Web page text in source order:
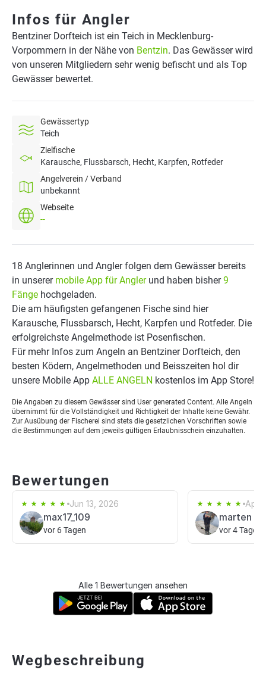
Infos für Angler
Bentziner Dorfteich ist ein Teich in Mecklenburg-
Vorpommern in der Nähe von Bentzin. Das Gewässer wird
von unseren Mitgliedern sehr wenig befischt und als Top
Gewässer bewertet.
Gewässertyp
Teich
Zielfische
Karausche, Flussbarsch, Hecht, Karpfen, Rotfeder
Angelverein / Verband
unbekannt
Webseite
--
18 Anglerinnen und Angler folgen dem Gewässer bereits
in unserer mobile App für Anglerund haben bisher9
Fänge hochgeladen.
Die am häufigsten gefangenen Fische sind hier
Karausche, Flussbarsch, Hecht, Karpfen und Rotfeder. Die
erfolgreichste Angelmethode ist Posenfischen.
Für mehr Infos zum Angeln an Bentziner Dorfteich, den
besten Ködern, Angelmethoden und Beisszeiten hol dir
unsere Mobile App ALLE ANGELN kostenlos im App Store!
Die Angaben zu diesem Gewässer sind User generated Content. Alle Angeln
übernimmt für die Vollständigkeit und Richtigkeit der Inhalte keine Gewähr.
Zur Ausübung der Fischerei sind stets die gesetzlichen Vorschriften sowie
die Bestimmungen auf dem jeweils gültigen Erlaubnisschein einzuhalten.
Bewertungen
Jun 13, 2026
max17_109
vor 6 Tagen
Apr
marten
vor 4 Tagen
Alle 1 Bewertungen ansehen
Wegbeschreibung